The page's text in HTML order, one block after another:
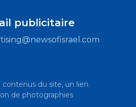
publicitaire
contenus du site, un lien
de photographies